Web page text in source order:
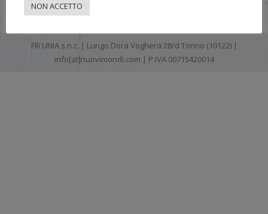
Flli UNIA s.n.c. | Lungo Dora Voghera 28/d Torino (10122) |
info[at]nuovimondi.com | P.IVA 00715420014
NON ACCETTO